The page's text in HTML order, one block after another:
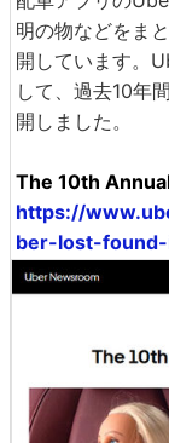
明の物などをま
開しています。
して、過去10年
開しました。
The 10th
https://
ber-lost-